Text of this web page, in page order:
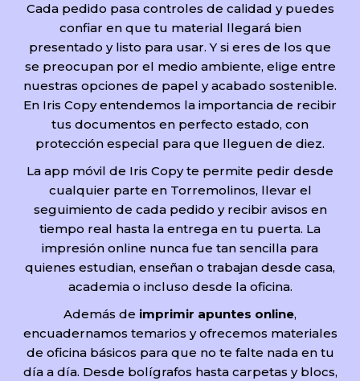
Cada pedido pasa controles de calidad y puedes
confiar en que tu material llegará bien
presentado y listo para usar. Y si eres de los que
se preocupan por el medio ambiente, elige entre
nuestras opciones de papel y acabado sostenible.
En Iris Copy entendemos la importancia de recibir
tus documentos en perfecto estado, con
protección especial para que lleguen de diez.
La app móvil de Iris Copy te permite pedir desde
cualquier parte en Torremolinos, llevar el
seguimiento de cada pedido y recibir avisos en
tiempo real hasta la entrega en tu puerta. La
impresión online nunca fue tan sencilla para
quienes estudian, enseñan o trabajan desde casa,
academia o incluso desde la oficina.
Además de imprimir apuntes online,
encuadernamos temarios y ofrecemos materiales
de oficina básicos para que no te falte nada en tu
día a día. Desde bolígrafos hasta carpetas y blocs,